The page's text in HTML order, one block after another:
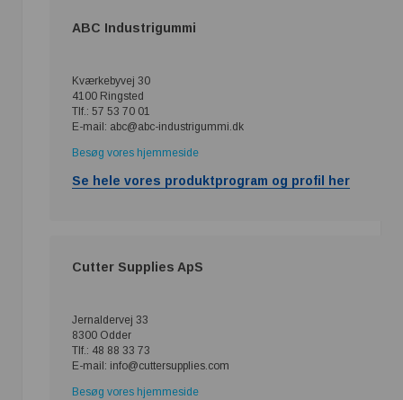
ABC Industrigummi
Kværkebyvej 30
4100 Ringsted
Tlf.: 57 53 70 01
E-mail: abc@abc-industrigummi.dk
Besøg vores hjemmeside
Se hele vores produktprogram og profil her
Cutter Supplies ApS
Jernaldervej 33
8300 Odder
Tlf.: 48 88 33 73
E-mail: info@cuttersupplies.com
Besøg vores hjemmeside